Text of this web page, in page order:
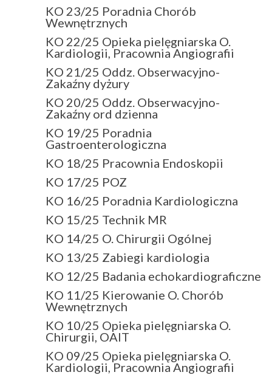
KO 23/25 Poradnia Chorób
Wewnętrznych
KO 22/25 Opieka pielęgniarska O.
Kardiologii, Pracownia Angiografii
KO 21/25 Oddz. Obserwacyjno-
Zakaźny dyżury
KO 20/25 Oddz. Obserwacyjno-
Zakaźny ord dzienna
KO 19/25 Poradnia
Gastroenterologiczna
KO 18/25 Pracownia Endoskopii
KO 17/25 POZ
KO 16/25 Poradnia Kardiologiczna
KO 15/25 Technik MR
KO 14/25 O. Chirurgii Ogólnej
KO 13/25 Zabiegi kardiologia
KO 12/25 Badania echokardiograficzne
KO 11/25 Kierowanie O. Chorób
Wewnętrznych
KO 10/25 Opieka pielęgniarska O.
Chirurgii, OAIT
KO 09/25 Opieka pielęgniarska O.
Kardiologii, Pracownia Angiografii